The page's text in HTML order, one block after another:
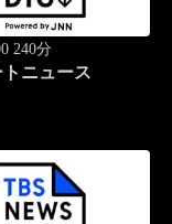
240分
ニュース